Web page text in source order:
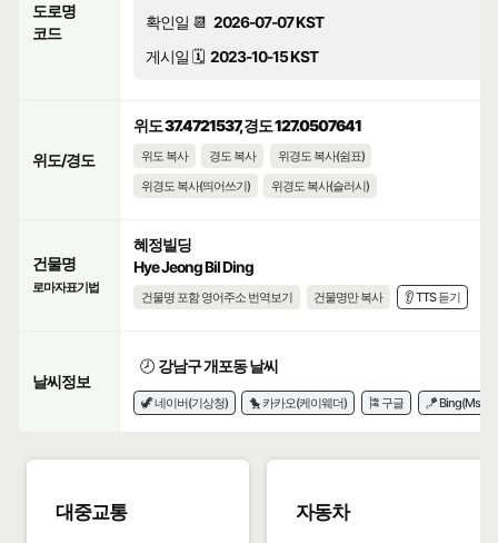
도로명
코드
확인일 📆 2026-07-07 KST
게시일 🗓️ 2023-10-15 KST
위도/경도
위도 37.4721537, 경도 127.0507641
위도 복사 경도 복사
위경도 복사(쉼표)
위경도 복사(띄어쓰기)
위경도 복사(슬러시)
건물명
로마자표기법
혜정빌딩
Hye Jeong Bil Ding
건물명 포함 영어주소 번역보기 건물명만 복사 👂 TTS 듣기
날씨정보
🕗 강남구 개포동 날씨
🦖 네이버(기상청) 🐤 카카오(케이웨더) 🎏 구글 🪁 Bing(Msn)
대중교통
자동차